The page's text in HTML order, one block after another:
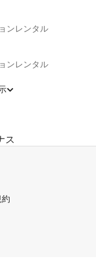
ンレンタル
ンレンタル
ス